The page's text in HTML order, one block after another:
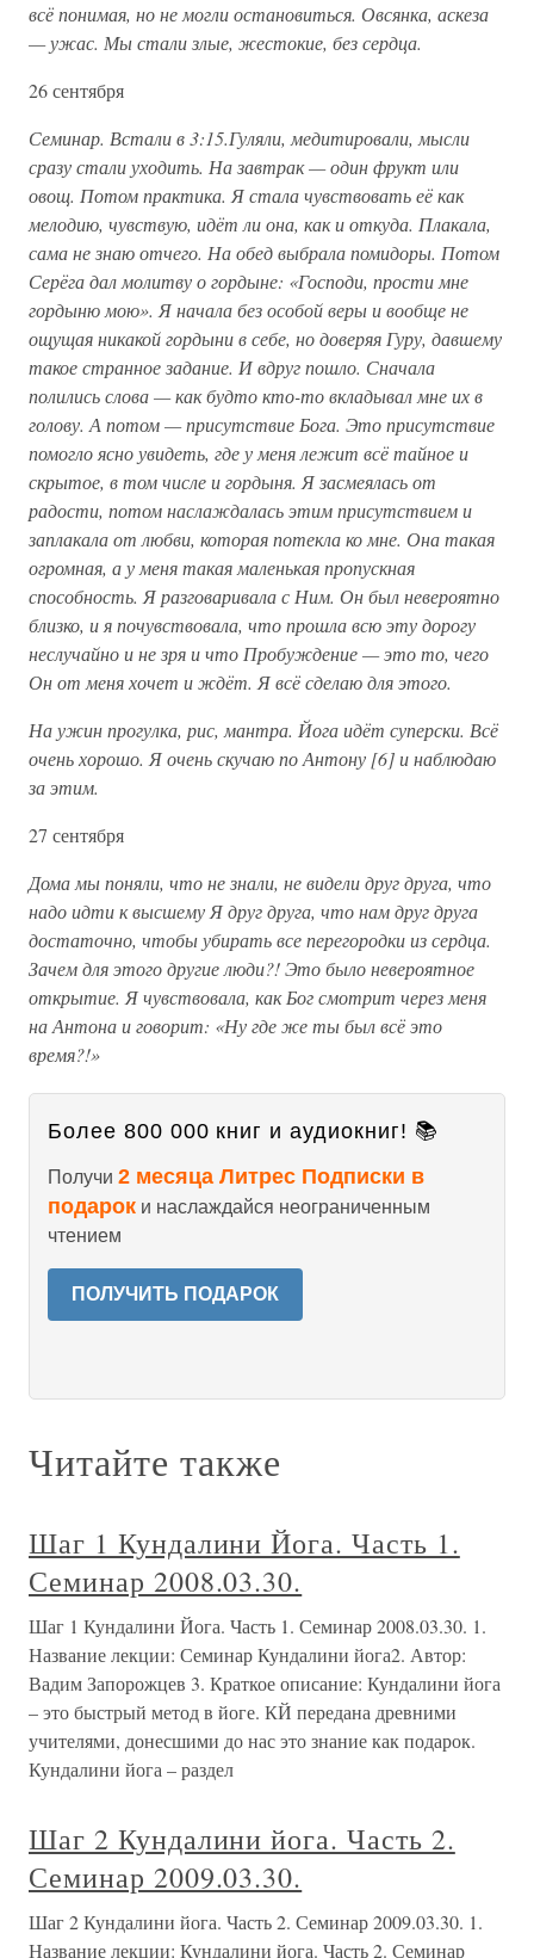
всё понимая, но не могли остановиться. Овсянка, аскеза
— ужас. Мы стали злые, жестокие, без сердца.
26 сентября
Семинар. Встали в 3:15.Гуляли, медитировали, мысли
сразу стали уходить. На завтрак — один фрукт или
овощ. Потом практика. Я стала чувствовать её как
мелодию, чувствую, идёт ли она, как и откуда. Плакала,
сама не знаю отчего. На обед выбрала помидоры. Потом
Серёга дал молитву о гордыне: «Господи, прости мне
гордыню мою». Я начала без особой веры и вообще не
ощущая никакой гордыни в себе, но доверяя Гуру, давшему
такое странное задание. И вдруг пошло. Сначала
полились слова — как будто кто-то вкладывал мне их в
голову. А потом — присутствие Бога. Это присутствие
помогло ясно увидеть, где у меня лежит всё тайное и
скрытое, в том числе и гордыня. Я засмеялась от
радости, потом наслаждалась этим присутствием и
заплакала от любви, которая потекла ко мне. Она такая
огромная, а у меня такая маленькая пропускная
способность. Я разговаривала с Ним. Он был невероятно
близко, и я почувствовала, что прошла всю эту дорогу
неслучайно и не зря и что Пробуждение — это то, чего
Он от меня хочет и ждёт. Я всё сделаю для этого.
На ужин прогулка, рис, мантра. Йога идёт суперски. Всё
очень хорошо. Я очень скучаю по Антону [6] и наблюдаю
за этим.
27 сентября
Дома мы поняли, что не знали, не видели друг друга, что
надо идти к высшему Я друг друга, что нам друг друга
достаточно, чтобы убирать все перегородки из сердца.
Зачем для этого другие люди?! Это было невероятное
открытие. Я чувствовала, как Бог смотрит через меня
на Антона и говорит: «Ну где же ты был всё это
время?!»
Более 800 000 книг и аудиокниг! 📚
Получи 2 месяца Литрес Подписки в
подарок и наслаждайся неограниченным
чтением
ПОЛУЧИТЬ ПОДАРОК
Читайте также
Шаг 1 Кундалини Йога. Часть 1.
Семинар 2008.03.30.
Шаг 1 Кундалини Йога. Часть 1. Семинар 2008.03.30. 1.
Название лекции: Семинар Кундалини йога2. Автор:
Вадим Запорожцев 3. Краткое описание: Кундалини йога
– это быстрый метод в йоге. КЙ передана древними
учителями, донесшими до нас это знание как подарок.
Кундалини йога – раздел
Шаг 2 Кундалини йога. Часть 2.
Семинар 2009.03.30.
Шаг 2 Кундалини йога. Часть 2. Семинар 2009.03.30. 1.
Название лекции: Кундалини йога. Часть 2. Семинар